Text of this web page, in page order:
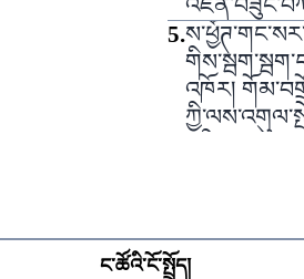
བྱས་པ།
5.
འཁོར།
ང་ཚོའི་ངོ་སྤྲོད།